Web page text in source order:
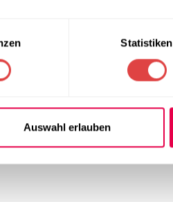
Statistiken
Auswahl erlauben
zeitlosen, professionellen Look